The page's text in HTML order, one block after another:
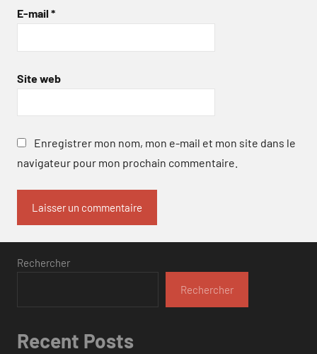
E-mail *
Site web
Enregistrer mon nom, mon e-mail et mon site dans le
navigateur pour mon prochain commentaire.
Rechercher
Rechercher
Recent Posts